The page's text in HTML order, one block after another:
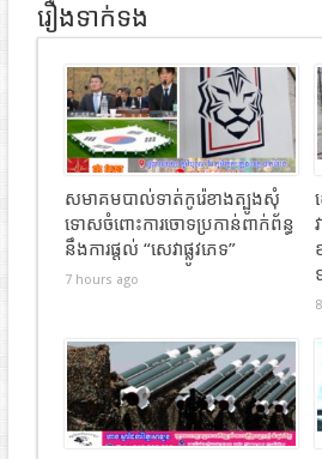
រឿងទាក់ទង
សមាគមបាល់ទាត់កូរ៉េខាងត្បូងសុំ
ទោសចំពោះការចោទប្រកាន់ពាក់ព័ន្ធ
នឹងការផ្តល់ “សេវាផ្លូវភេទ”
7 hours ago